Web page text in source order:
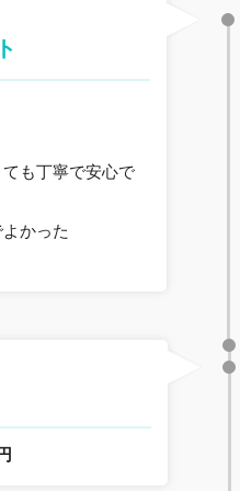
も丁寧で安心で
かった